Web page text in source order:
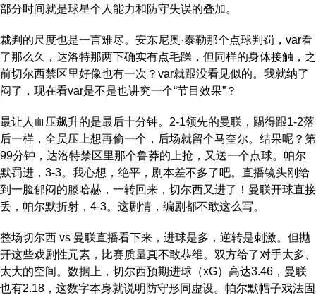
部分时间就是球星个人能力和防守失误的叠加。
裁判的尺度也是一言难尽。安东尼奥·泰勒那个点球判罚，var看
了那么久，达洛特那两下确实有点毛躁，但同样的身体接触，之
前切尔西禁区里好像也有一次？var就跟没看见似的。我就纳了
闷了，现在看var是不是也讲究一个“节目效果”？
最让人血压飙升的是最后十分钟。2-1领先的曼联，踢得跟1-2落
后一样，全员压上想再偷一个，后场就留个马奎尔。结果呢？第
99分钟，达洛特禁区里那个鲁莽的上抢，又送一个点球。帕尔
默罚进，3-3。我心想，绝平，剧本差不多了吧。直播镜头刚给
到一脸郁闷的滕哈赫，一转回来，切尔西又进了！曼联开球直接
丢，帕尔默折射，4-3。这剧情，编剧都不敢这么写。
整场切尔西 vs 曼联直播看下来，进球是多，逆转是刺激。但抛
开这些戏剧性元素，比赛质量真不敢恭维。双方给了对手太多、
太大的空间。数据上，切尔西预期进球（xG）高达3.46，曼联
也有2.18，这数字本身就说明防守形同虚设。帕尔默帽子戏法固